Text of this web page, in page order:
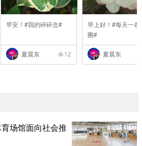
早安！#我的碎碎念#
夏晨东 12
早上好！#每天一条
圈#
夏晨东
场馆面向社会推